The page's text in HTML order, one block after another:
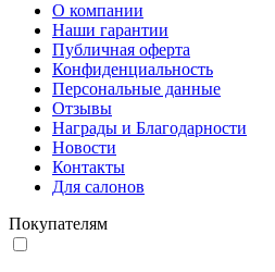
О компании
Наши гарантии
Публичная оферта
Конфиденциальность
Персональные данные
Отзывы
Награды и Благодарности
Новости
Контакты
Для салонов
Покупателям